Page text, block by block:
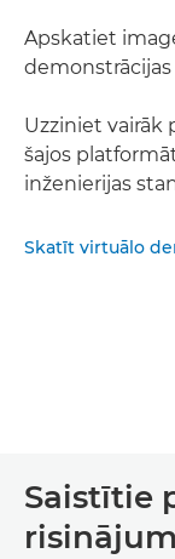
Apskatiet
Uzziniet vairāk
šajos
inženierijas
Skatīt virtuālo
Saistītie